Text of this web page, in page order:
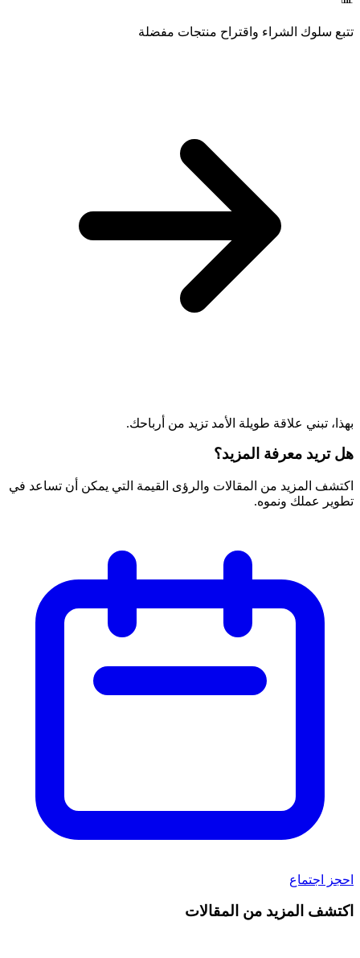
تتبع سلوك الشراء واقتراح منتجات مفضلة
بهذا، تبني علاقة طويلة الأمد تزيد من أرباحك.
هل تريد معرفة المزيد؟
اكتشف المزيد من المقالات والرؤى القيمة التي يمكن أن تساعد في
تطوير عملك ونموه.
احجز اجتماع
اكتشف المزيد من المقالات